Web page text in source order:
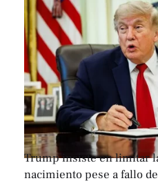
Trump insiste en limitar
nacimiento pese a fallo